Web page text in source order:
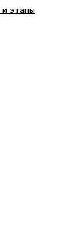
и этапы